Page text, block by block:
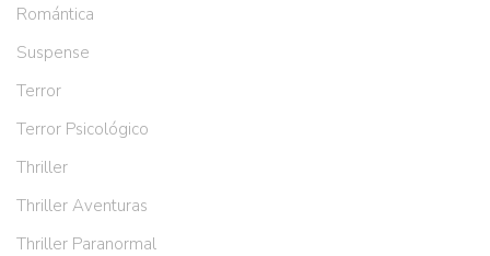
Romántica
Suspense
Terror
Terror Psicológico
Thriller
Thriller Aventuras
Thriller Paranormal